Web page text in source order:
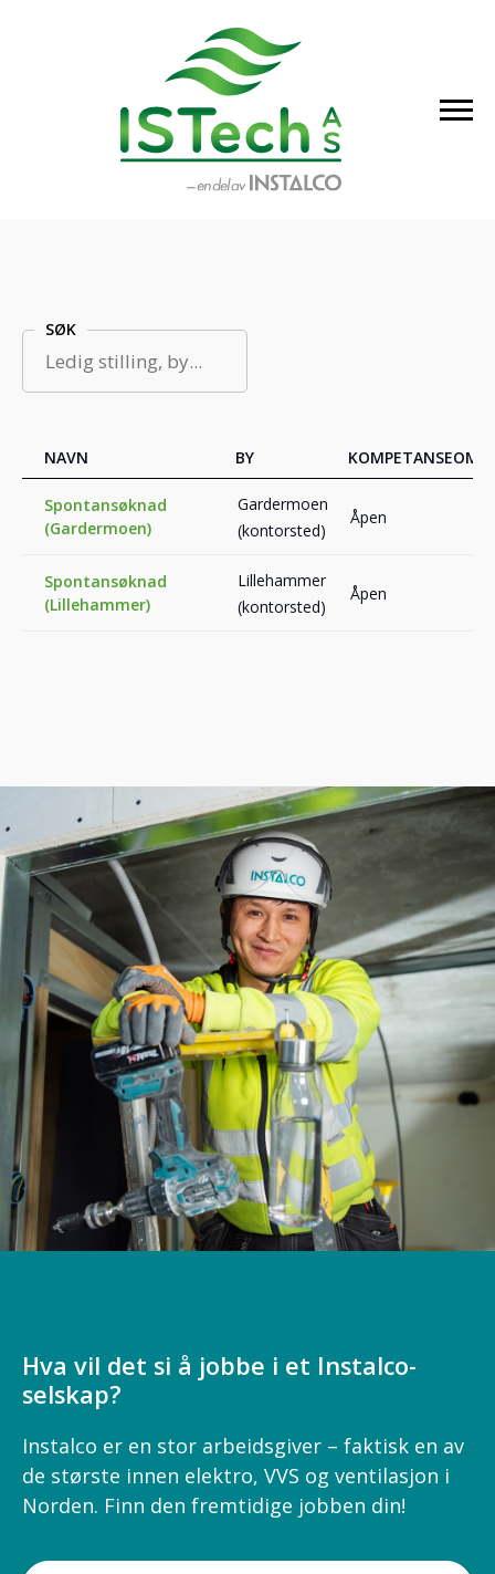
SØK
NAVN BY
Spontansøknad
(Gardermoen)
Gardermoen
(kontorsted)
Åpen
Spontansøknad
(Lillehammer)
Lillehammer
(kontorsted)
Åpen
Hva vil det si å jobbe i et Instalco-
selskap?
Instalco er en stor arbeidsgiver – faktisk en av
de største innen elektro, VVS og ventilasjon i
Norden. Finn den fremtidige jobben din!